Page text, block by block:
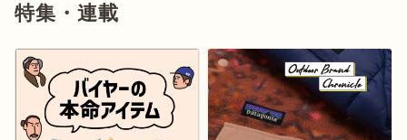
特集・連載